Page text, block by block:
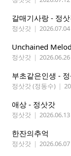
갈매기사랑 - 정
정삿갓 | 2026.07.04
Unchained
정삿갓 | 2026.06.26
부초같은인생 -
정삿갓 (정동수) |
애상 - 정삿갓
정삿갓 | 2026.06.13
한잔의추억
정삿갓 | 2026.06.07